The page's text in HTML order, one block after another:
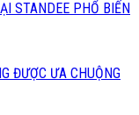
STANDEE PHỔ BIẾN
ĐƯỢC ƯA CHUỘNG